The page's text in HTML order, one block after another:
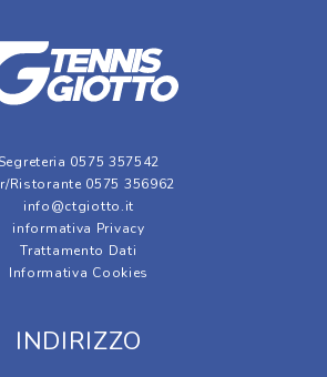
Segreteria 0575 357542
Ristorante 0575 356962
info@ctgiotto.it
informativa Privacy
Trattamento Dati
Informativa Cookies
INDIRIZZO